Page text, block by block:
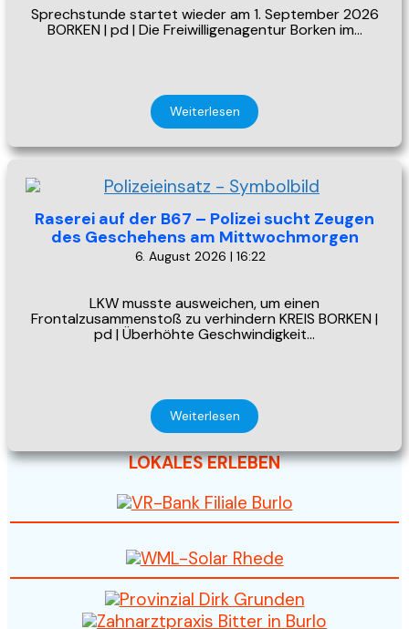
Sprechstunde startet wieder am 1. September 2026
BORKEN | pd | Die Freiwilligenagentur Borken im…
Weiterlesen
Raserei auf der B67 – Polizei sucht Zeugen
des Geschehens am Mittwochmorgen
6. August 2026 | 16:22
LKW musste ausweichen, um einen
Frontalzusammenstoß zu verhindern KREIS BORKEN |
pd | Überhöhte Geschwindigkeit…
Weiterlesen
LOKALES ERLEBEN